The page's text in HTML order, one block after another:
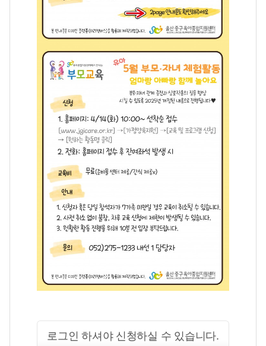
로그인 하셔야 신청하실 수 있습니다.